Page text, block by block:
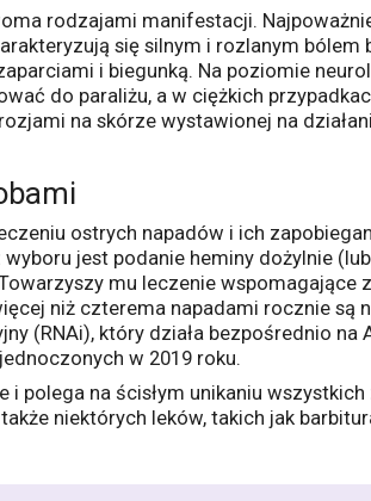
rodzajami manifestacji.
się silnym i rozlanym
i biegunką. Na poziomie
do paraliżu, a w ciężkich
na skórze wystawionej na
ostrych napadów i ich
jest podanie heminy dożylnie
mu leczenie
niż czterema napadami rocznie są
(RNAi), który działa bezpośrednio
w 2019 roku.
i polega na ścisłym unikaniu
niektórych leków, takich jak